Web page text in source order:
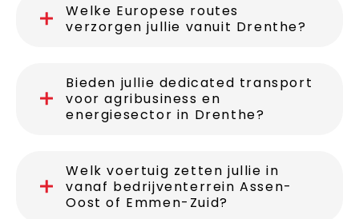
Welke Europese routes
verzorgen jullie vanuit Drenthe?
Bieden jullie dedicated transport
voor agribusiness en
energiesector in Drenthe?
Welk voertuig zetten jullie in
vanaf bedrijventerrein Assen-
Oost of Emmen-Zuid?